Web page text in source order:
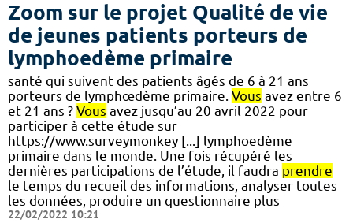
Zoom sur le projet Qualité de vie
de jeunes patients porteurs de
lymphoedème primaire
santé qui suivent des patients âgés de 6 à 21 ans
porteurs de lymphœdème primaire. Vous avez entre 6
et 21 ans ? Vous avez jusqu’au 20 avril 2022 pour
participer à cette étude sur
https://www.surveymonkey [...] lymphoedème
primaire dans le monde. Une fois récupéré les
dernières participations de l’étude, il faudra prendre
le temps du recueil des informations, analyser toutes
les données, produire un questionnaire plus
22/02/2022 10:21